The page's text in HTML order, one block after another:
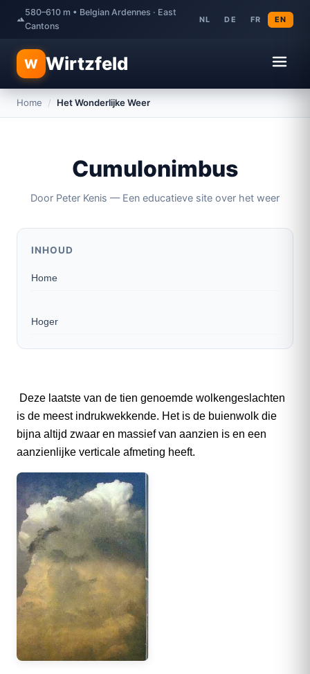
580–610 m • Belgian Ardennes · East
Cantons
NL DE FR EN
W Wirtzfeld
Home / Het Wonderlijke Weer
Cumulonimbus
Door Peter Kenis — Een educatieve site over het weer
INHOUD
Home
Hoger
Deze laatste van de tien genoemde wolkengeslachten
is de meest indrukwekkende. Het is de buienwolk die
bijna altijd zwaar en massief van aanzien is en een
aanzienlijke verticale afmeting heeft.